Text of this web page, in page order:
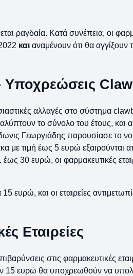
ραγδαία. Κατά συνέπεια, οι
και αναμένουν ότι θα αγγίξουν
Υποχρεώσεις
αλλαγές στο σύστημα
το σύνολο του έτους, και
Γεωργιάδης παρουσίασε το
με τιμή έως 5 ευρώ εξαιρούνται
30 ευρώ, οι φαρμακευτικές
και οι εταιρείες
Εταιρείες
στις φαρμακευτικές
15 ευρώ θα υποχρεωθούν να